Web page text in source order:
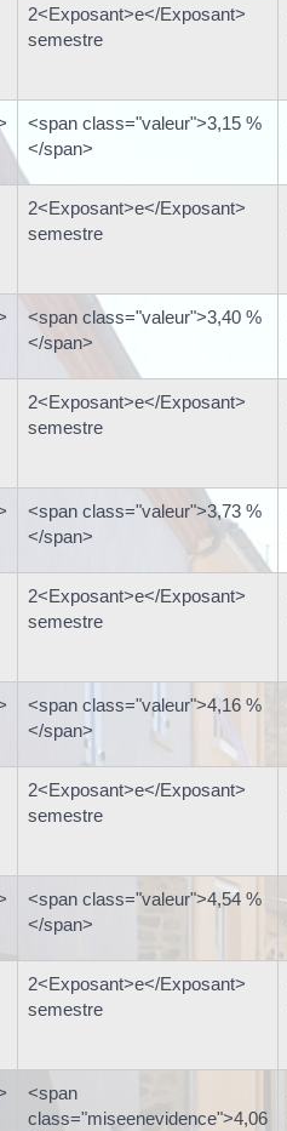
2<Exposant>e</Exposant>
semestre
<span class="valeur">3,15 %
</span>
2<Exposant>e</Exposant>
semestre
<span class="valeur">3,40 %
</span>
2<Exposant>e</Exposant>
semestre
<span class="valeur">3,73 %
</span>
2<Exposant>e</Exposant>
semestre
<span class="valeur">4,16 %
</span>
2<Exposant>e</Exposant>
semestre
<span class="valeur">4,54 %
</span>
2<Exposant>e</Exposant>
semestre
<span
class="miseenevidence">4,06